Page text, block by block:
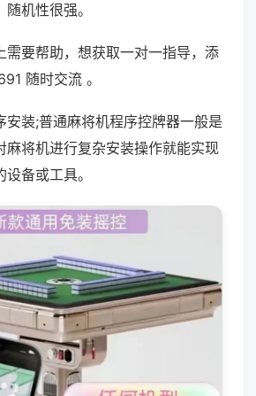
机性很强。
需要帮助，想获取一对一指导，添
随时交流 。
安装;普通麻将机程序控牌器一般是
麻将机进行复杂安装操作就能实现
备或工具。